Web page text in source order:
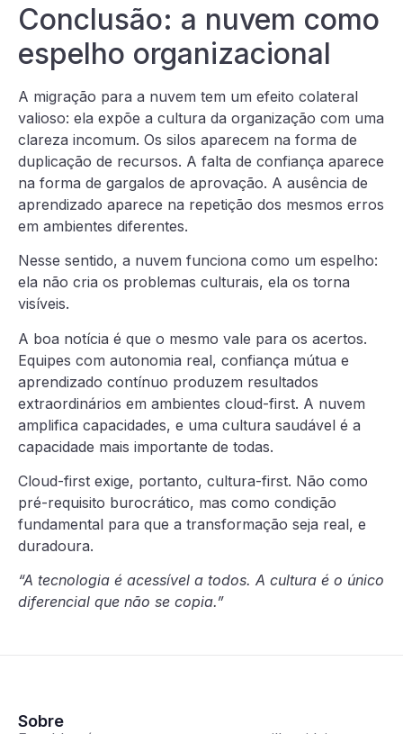
Conclusão: a nuvem como
espelho organizacional
A migração para a nuvem tem um efeito colateral
valioso: ela expõe a cultura da organização com uma
clareza incomum. Os silos aparecem na forma de
duplicação de recursos. A falta de confiança aparece
na forma de gargalos de aprovação. A ausência de
aprendizado aparece na repetição dos mesmos erros
em ambientes diferentes.
Nesse sentido, a nuvem funciona como um espelho:
ela não cria os problemas culturais, ela os torna
visíveis.
A boa notícia é que o mesmo vale para os acertos.
Equipes com autonomia real, confiança mútua e
aprendizado contínuo produzem resultados
extraordinários em ambientes cloud-first. A nuvem
amplifica capacidades, e uma cultura saudável é a
capacidade mais importante de todas.
Cloud-first exige, portanto, cultura-first. Não como
pré-requisito burocrático, mas como condição
fundamental para que a transformação seja real, e
duradoura.
“A tecnologia é acessível a todos. A cultura é o único
diferencial que não se copia.”
Sobre